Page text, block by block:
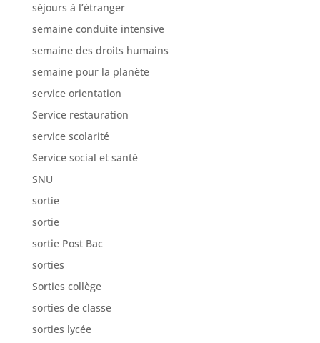
séjours à l’étranger
semaine conduite intensive
semaine des droits humains
semaine pour la planète
service orientation
Service restauration
service scolarité
Service social et santé
SNU
sortie
sortie
sortie Post Bac
sorties
Sorties collège
sorties de classe
sorties lycée